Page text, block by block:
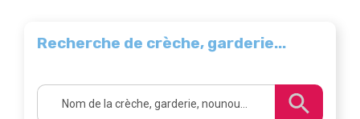
Recherche de crèche, garderie...